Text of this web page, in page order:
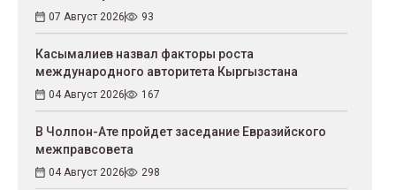
07 Август 2026 93
Касымалиев назвал факторы роста
международного авторитета Кыргызстана
04 Август 2026 167
В Чолпон-Ате пройдет заседание Евразийского
межправсовета
04 Август 2026 298